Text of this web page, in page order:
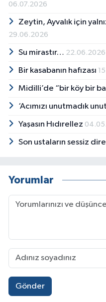
06.07.2026
Zeytin, Ayvalık için
29.06.2026
Su mirastır… 22.06.2026
Bir kasabanın hafızası
Midilli’de “bir köy bir
‘Acımızı unutmadık
Yaşasın Hıdırellez
Son ustaların sessiz
Yorumlar
Gönder